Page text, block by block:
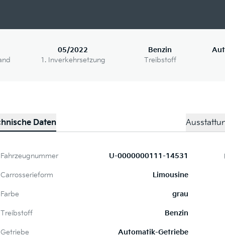
05/2022
1. Inverkehrsetzung
Benzin
Treibstoff
Daten
Fahrzeugnummer U-0000000111-14531
Carrosserieform Limousine
Farbe grau
Treibstoff Benzin
Getriebe Automatik-Getriebe